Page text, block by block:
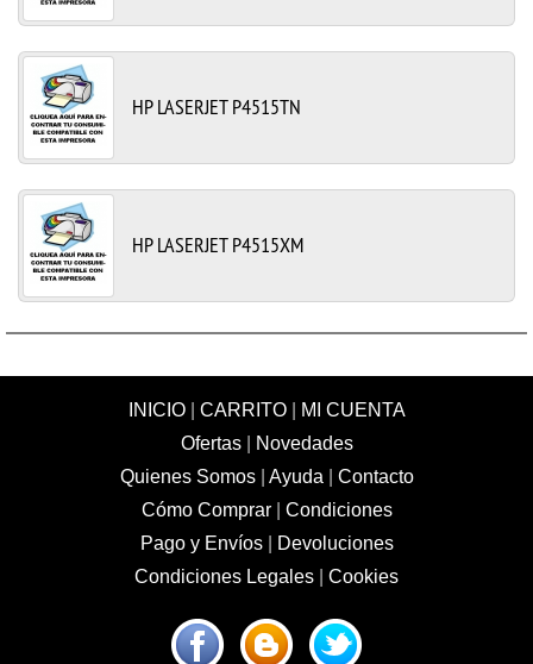
HP LASERJET P4515TN
HP LASERJET P4515XM
INICIO| CARRITO|
MI CUENTA
Ofertas|
Novedades
Quienes Somos| Ayuda
Contacto
Cómo Comprar| Condiciones
Pago y Envíos|
Devoluciones
Condiciones Legales
Cookies